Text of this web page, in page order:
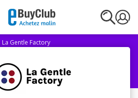
La Gentle Factory